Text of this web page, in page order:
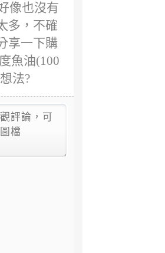
像也沒有
多，不確
享一下購
魚油(100
法?